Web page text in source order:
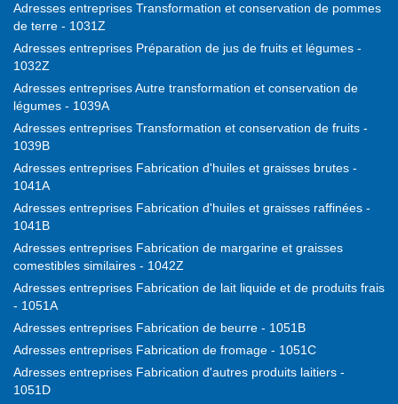
Adresses entreprises Transformation et conservation de pommes
de terre - 1031Z
Adresses entreprises Préparation de jus de fruits et légumes -
1032Z
Adresses entreprises Autre transformation et conservation de
légumes - 1039A
Adresses entreprises Transformation et conservation de fruits -
1039B
Adresses entreprises Fabrication d'huiles et graisses brutes -
1041A
Adresses entreprises Fabrication d'huiles et graisses raffinées -
1041B
Adresses entreprises Fabrication de margarine et graisses
comestibles similaires - 1042Z
Adresses entreprises Fabrication de lait liquide et de produits frais
- 1051A
Adresses entreprises Fabrication de beurre - 1051B
Adresses entreprises Fabrication de fromage - 1051C
Adresses entreprises Fabrication d'autres produits laitiers -
1051D